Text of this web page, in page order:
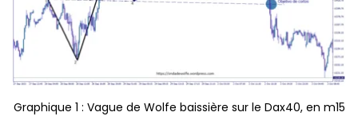
Graphique 1 : Vague de Wolfe baissière sur le Dax40, en m15